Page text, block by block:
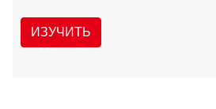
ИЗУЧИТЬ